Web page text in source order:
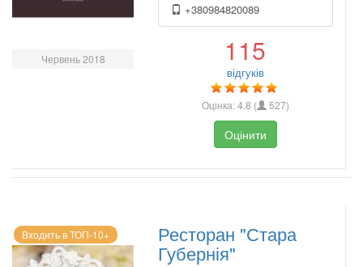
Червень 2018
+380984820089
115
відгуків
Оцінка:4.8 ( 527)
Оцінити
Входить в ТОП-10+ Ресторан "Стара
Губернія"